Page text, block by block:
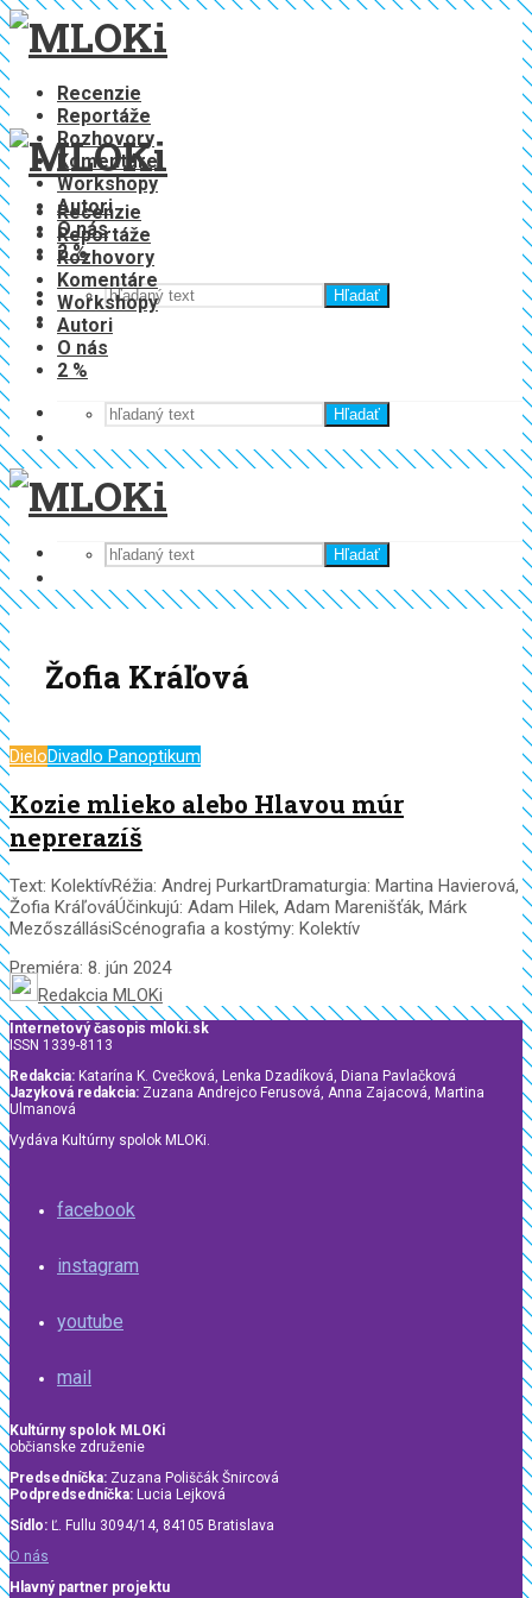
Recenzie
Reportáže
Rozhovory
Komentáre
Workshopy
Autori
O nás
2 %
Hľadať
Recenzie
Reportáže
Rozhovory
Komentáre
Workshopy
Autori
O nás
2 %
Hľadať
Hľadať
Žofia Kráľová
DieloDivadlo Panoptikum
Kozie mlieko alebo Hlavou múr
neprerazíš
Text: KolektívRéžia: Andrej PurkartDramaturgia: Martina Havierová,
Žofia KráľováÚčinkujú: Adam Hilek, Adam Marenišťák, Márk
MezőszállásiScénografia a kostýmy: Kolektív
Premiéra: 8. jún 2024
Redakcia MLOKi
Internetový časopis mloki.sk
ISSN 1339-8113
Redakcia: Katarína K. Cvečková, Lenka Dzadíková, Diana Pavlačková
Jazyková redakcia: Zuzana Andrejco Ferusová, Anna Zajacová, Martina
Ulmanová
Vydáva Kultúrny spolok MLOKi.
facebook
instagram
youtube
mail
Kultúrny spolok MLOKi
občianske združenie
Predsedníčka: Zuzana Poliščák Šnircová
Podpredsedníčka: Lucia Lejková
Sídlo: Ľ. Fullu 3094/14, 84105 Bratislava
O nás
Hlavný partner projektu